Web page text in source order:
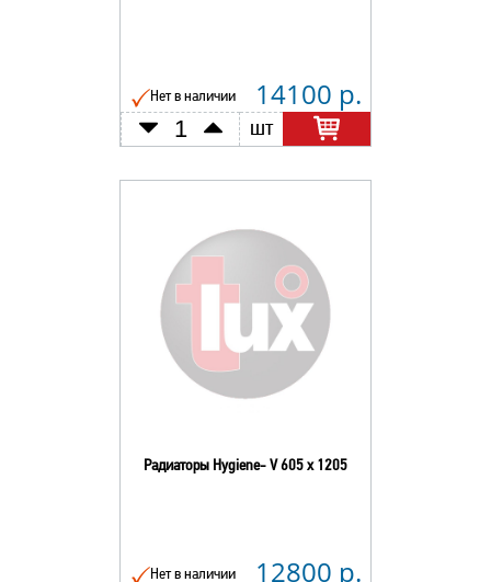
Нет в наличии 14100 р.
шт
Радиаторы Hygiene- V 605 х 1205
Нет в наличии 12800 р.